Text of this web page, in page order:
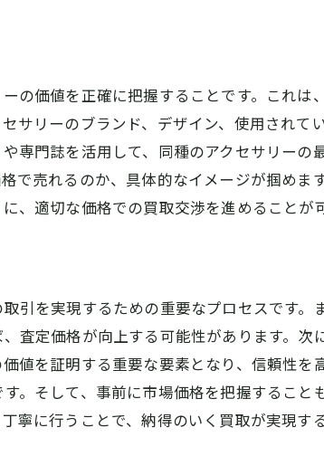
を確認する重要性
べき質問リスト
舗買取の比較
るコツ橿原市のアクセサリー買取事情
業者おすすめ一覧
歴史や由来を知って高値を狙う
リーの見せ方
取価格の変動を理解する
ー買取を依頼する際の注意点と対策
の価値を正確に把握することです。これ
サリーのブランド、デザイン、使用されて
専門誌を活用して、同種のアクセサリー
で売れるのか、具体的なイメージが掴めま
、適切な価格での買取交渉を進めることが
引を実現するための重要なプロセスです。
査定価格が向上する可能性があります。次
値を証明する重要な要素となり、信頼性を
。そして、事前に市場価格を把握すること
寧に行うことで、納得のいく買取が実現す